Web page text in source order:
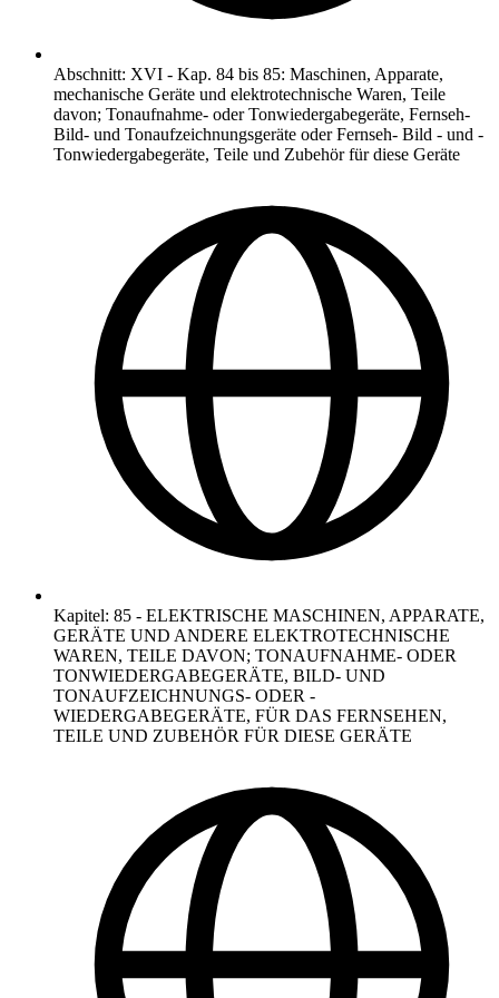
Abschnitt: XVI - Kap. 84 bis 85: Maschinen, Apparate,
mechanische Geräte und elektrotechnische Waren, Teile
davon; Tonaufnahme- oder Tonwiedergabegeräte, Fernseh-
Bild- und Tonaufzeichnungsgeräte oder Fernseh- Bild - und -
Tonwiedergabegeräte, Teile und Zubehör für diese Geräte
Kapitel: 85 - ELEKTRISCHE MASCHINEN, APPARATE,
GERÄTE UND ANDERE ELEKTROTECHNISCHE
WAREN, TEILE DAVON; TONAUFNAHME- ODER
TONWIEDERGABEGERÄTE, BILD- UND
TONAUFZEICHNUNGS- ODER -
WIEDERGABEGERÄTE, FÜR DAS FERNSEHEN,
TEILE UND ZUBEHÖR FÜR DIESE GERÄTE